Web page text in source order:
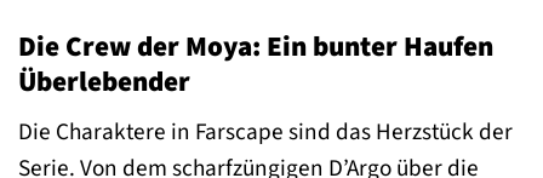
Die Crew der Moya: Ein bunter Haufen
Überlebender
Die Charaktere in Farscape sind das Herzstück der
Serie. Von dem scharfzüngigen D’Argo über die